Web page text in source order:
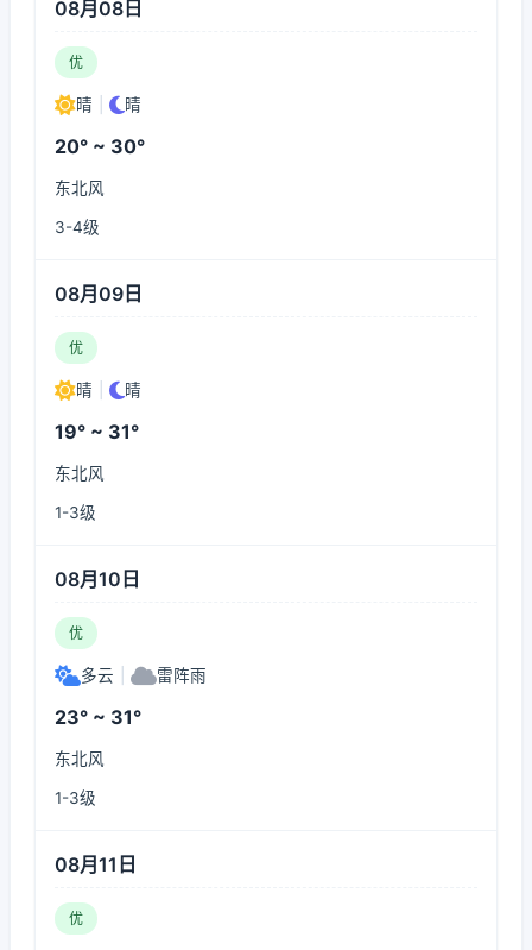
08月08日
优
晴 晴
20° ~ 30°
东北风
3-4级
08月09日
优
晴 晴
19° ~ 31°
东北风
1-3级
08月10日
优
多云 雷阵雨
23° ~ 31°
东北风
1-3级
08月11日
优